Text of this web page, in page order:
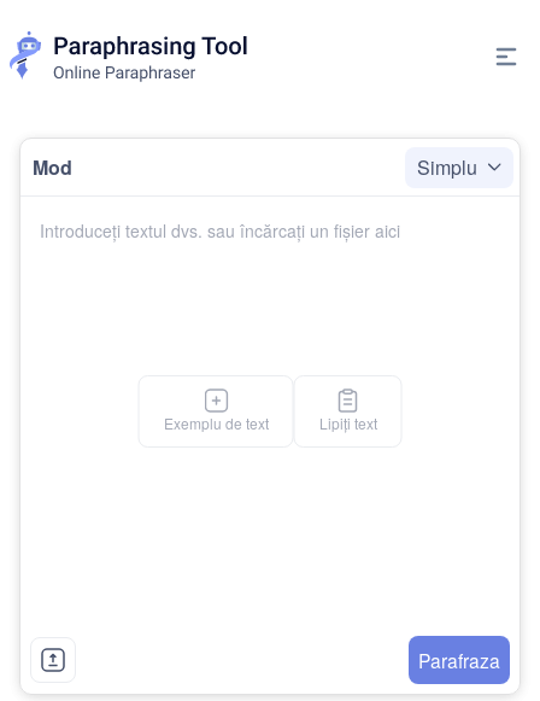
Mod Simplu
Exemplu de text Lipiți text
Parafraza